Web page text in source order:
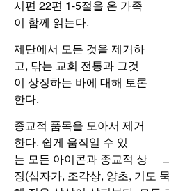
시편 22편 1-5절을 온 가족
이 함께 읽는다.
제단에서 모든 것을 제거하
고, 닦는 교회 전통과 그것
이 상징하는 바에 대해 토론
한다.
종교적 품목을 모아서 제거
한다. 쉽게 움직일 수 있
는 모든 아이콘과 종교적 상
징(십자가, 조각상, 양초, 기도